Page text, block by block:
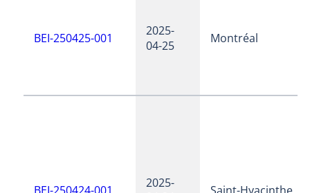
BEI-250425-001
2025-
04-25
Montréal
2025-